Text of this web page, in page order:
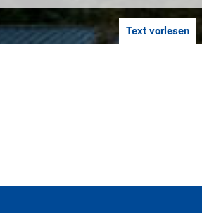
Text vorlesen